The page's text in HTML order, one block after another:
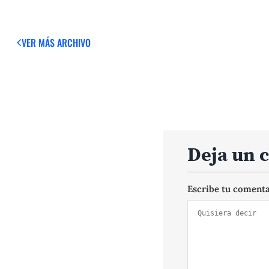
VER MÁSARCHIVO
Deja un
Escribe tu